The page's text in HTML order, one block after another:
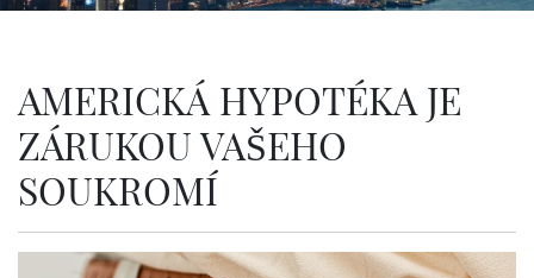
AMERICKÁ HYPOTÉKA JE
ZÁRUKOU VAŠEHO
SOUKROMÍ